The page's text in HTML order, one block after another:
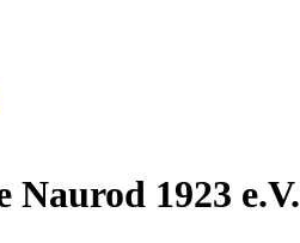
1923 e.V.